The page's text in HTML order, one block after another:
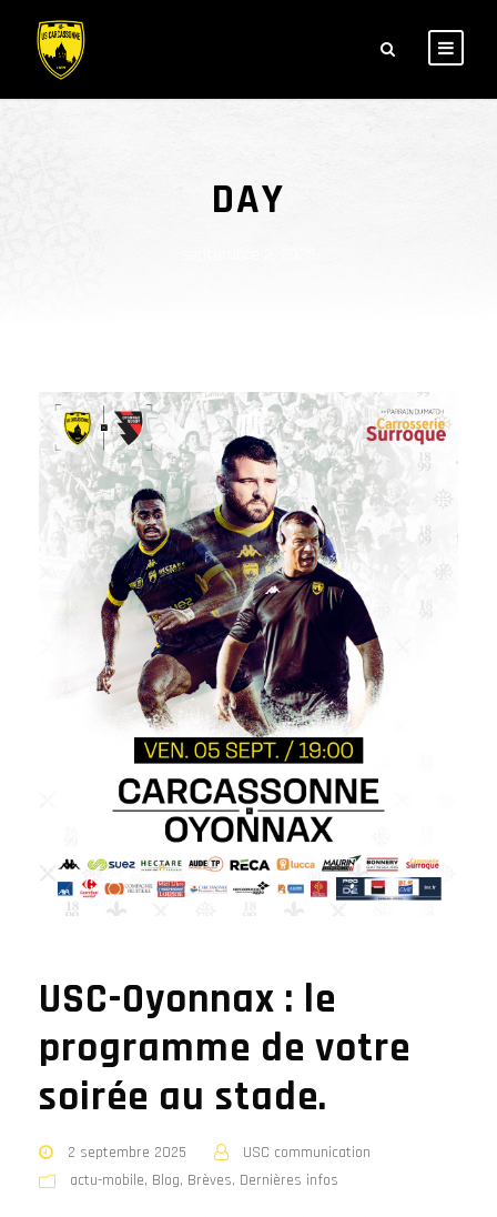
DAY
USC-Oyonnax : le
programme de votre
soirée au stade.
2 septembre 2025
USC communication
actu-mobile, Blog, Brèves, Dernières infos